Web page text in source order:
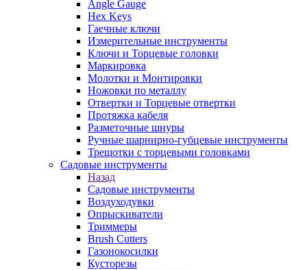
Angle Gauge
Hex Keys
Гаечные ключи
Измерительные инструменты
Ключи и Торцевые головки
Маркировка
Молотки и Монтировки
Ножовки по металлу
Отвертки и Торцевые отвертки
Протяжка кабеля
Разметочные шнуры
Ручные шарнирно-губцевые инструменты
Трещотки с торцевыми головками
Садовые инструменты
Назад
Садовые инструменты
Воздуходувки
Опрыскиватели
Триммеры
Brush Cutters
Газонокосилки
Кусторезы